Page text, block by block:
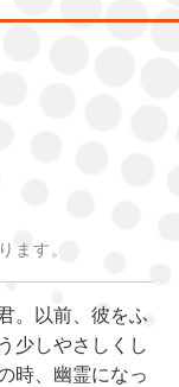
ます。
。以前、彼をふ
少しやさしくし
時、幽霊になっ